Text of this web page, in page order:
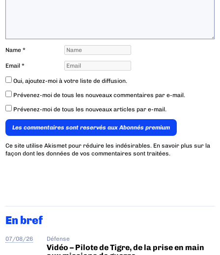
Name*
Email*
Oui, ajoutez-moi à votre liste de diffusion.
Prévenez-moi de tous les nouveaux commentaires par e-mail.
Prévenez-moi de tous les nouveaux articles par e-mail.
Les commentaires sont reservés aux Abonnés premium
Ce site utilise Akismet pour réduire les indésirables. En savoir plus sur la
façon dont les données de vos commentaires sont traitées.
En bref
07/08/26 Défense
Vidéo – Pilote de Tigre, de la prise en main